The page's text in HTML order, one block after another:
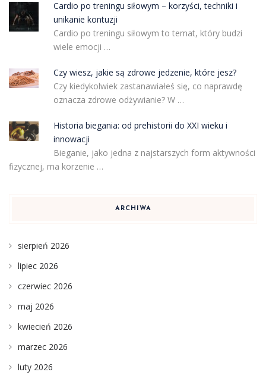
Cardio po treningu siłowym – korzyści, techniki i
unikanie kontuzji
Cardio po treningu siłowym to temat, który budzi
wiele emocji …
Czy wiesz, jakie są zdrowe jedzenie, które jesz?
Czy kiedykolwiek zastanawiałeś się, co naprawdę
oznacza zdrowe odżywianie? W …
Historia biegania: od prehistorii do XXI wieku i
innowacji
Bieganie, jako jedna z najstarszych form aktywności
fizycznej, ma korzenie …
ARCHIWA
sierpień 2026
lipiec 2026
czerwiec 2026
maj 2026
kwiecień 2026
marzec 2026
luty 2026